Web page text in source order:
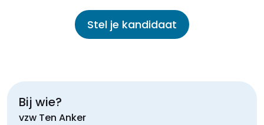
Stel je kandidaat
Bij wie?
vzw Ten Anker